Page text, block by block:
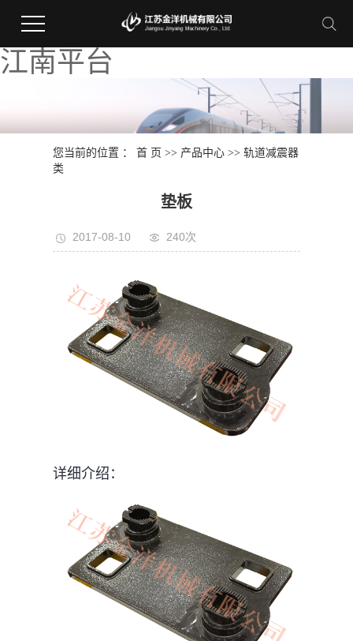
江南平台
您当前的位置 ：首 页 >> 产品中心 >>轨道减震器
类
垫板
2017-08-10 240次
详细介绍：